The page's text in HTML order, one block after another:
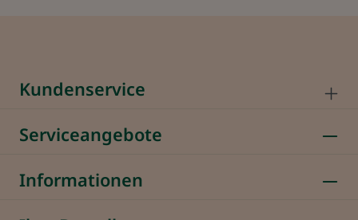
Kundenservice
Serviceangebote
Informationen